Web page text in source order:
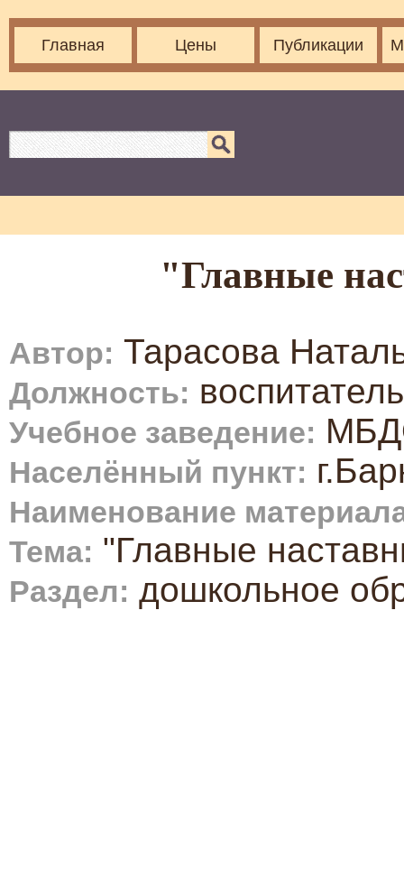
Главная Цены Публикации
"Главные
Автор: Тарасова
Должность: воспитатель
Учебное заведение:
Населённый пункт:
Наименование
Тема: "Главные
Раздел: дошкольное